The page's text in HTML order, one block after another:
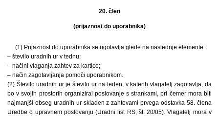
20. člen
(prijaznost do uporabnika)
(1) Prijaznost do uporabnika se ugotavlja glede na naslednje elemente:
– število uradnih ur v tednu;
– načini vlaganja zahtev za kartico;
– način zagotavljanja pomoči uporabnikom.
(2) Število uradnih ur je število ur na teden, v katerih vlagatelj zagotavlja, da
bo v svojih prostorih organiziral poslovanje s strankami, pri čemer mora biti
najmanjši obseg uradnih ur skladen z zahtevami prvega odstavka 58. člena
Uredbe o upravnem poslovanju (Uradni list RS, št. 20/05). Vlagatelj mora v